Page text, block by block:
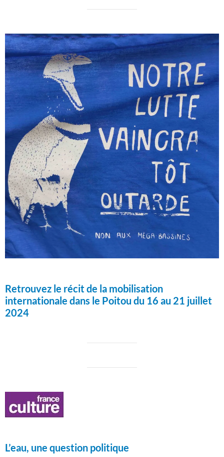
Retrouvez le récit de la mobilisation
internationale dans le Poitou du 16 au 21 juillet
2024
L’eau, une question politique